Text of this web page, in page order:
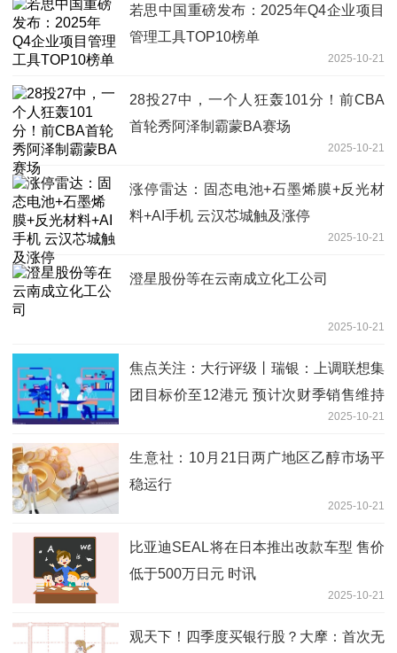
若思中国重磅发布：2025年Q4企业项目
管理工具TOP10榜单
2025-10-21
28投27中，一个人狂轰101分！前CBA
首轮秀阿泽制霸蒙BA赛场
2025-10-21
涨停雷达：固态电池+石墨烯膜+反光材
料+AI手机 云汉芯城触及涨停
2025-10-21
澄星股份等在云南成立化工公司
2025-10-21
焦点关注：大行评级丨瑞银：上调联想集
团目标价至12港元 预计次财季销售维持
2025-10-21
生意社：10月21日两广地区乙醇市场平
稳运行
2025-10-21
比亚迪SEAL将在日本推出改款车型 售价
低于500万日元 时讯
2025-10-21
观天下！四季度买银行股？大摩：首次无